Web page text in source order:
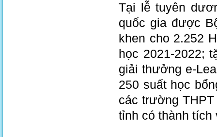
Tại lễ tuyên
quốc gia được
khen cho 2.252
học 2021-2022;
giải thưởng e-
250 suất học
các trường
tỉnh có thành